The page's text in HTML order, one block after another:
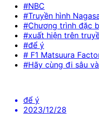
#NBC
#Truyền hình
#Chương trình đặc
#xuất hiện trên
#để ý
# F1 Matsuura
#Hãy cùng đi sâu
để ý
2023/12/28